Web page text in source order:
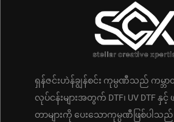
ရှန်ဇင်းဟဲန်ချွန်စင်း ကုမ္ပဏီသည် ကမ္ဘ
လုပ်ငန်းများအတွက် DTF၊ UV DTF
တာများကို ပေးသောကုမ္ပဏီဖြစ်ပါ